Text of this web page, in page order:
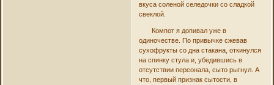
вкуса соленой селедочки со сладкой
свеклой.
Компот я допивал уже в
одиночестве. По привычке сжевав
сухофрукты со дна стакана, откинулся
на спинку стула и, убедившись в
отсутствии персонала, сыто рыгнул. А
что, первый признак сытости, в